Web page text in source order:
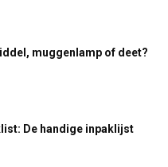
muggenlamp of deet?
De handige inpaklijst